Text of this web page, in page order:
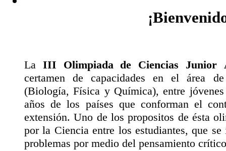
La III Olimpiada de Ciencias Junior
certamen de capacidades en el área
(Biología, Física y Química), entre
años de los países que conforman el
extensión. Uno de los propositos de ésta
por la Ciencia entre los estudiantes, que
problemas por medio del pensamiento